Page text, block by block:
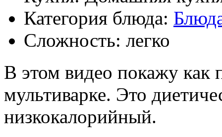
Категория блюда:
Сложность: легко
В этом видео покажу как
мультиварке. Это
низкокалорийный.